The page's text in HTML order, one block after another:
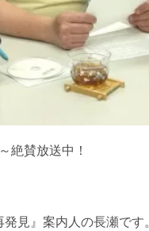
絶賛放送中！
見』案内人の長瀬です。